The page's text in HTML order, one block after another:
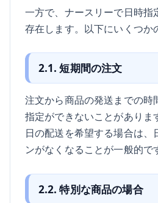
一方で、ナースリーで日時指
存在します。以下にいくつか
2.1. 短期間の注文
注文から商品の発送までの時
指定ができないことがありま
日の配送を希望する場合は、
ンがなくなることが一般的で
2.2. 特別な商品の場合